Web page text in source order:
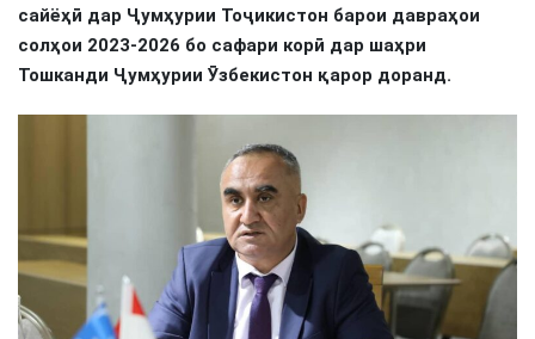
сайёҳӣ дар Ҷумҳурии Тоҷикистон барои давраҳои
солҳои 2023-2026 бо сафари корӣ дар шаҳри
Тошканди Ҷумҳурии Ӯзбекистон қарор доранд.